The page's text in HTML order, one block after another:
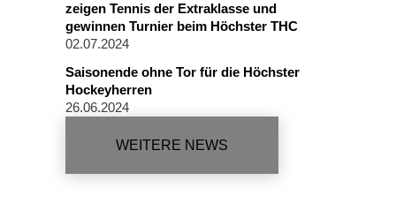
zeigen Tennis der Extraklasse und
gewinnen Turnier beim Höchster THC
02.07.2024
Saisonende ohne Tor für die Höchster
Hockeyherren
26.06.2024
WEITERE NEWS